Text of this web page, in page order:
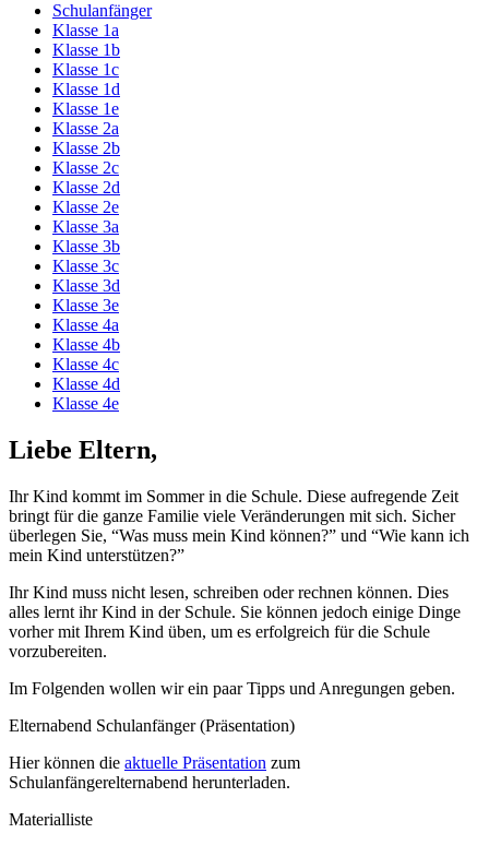
Schulanfänger
Klasse 1a
Klasse 1b
Klasse 1c
Klasse 1d
Klasse 1e
Klasse 2a
Klasse 2b
Klasse 2c
Klasse 2d
Klasse 2e
Klasse 3a
Klasse 3b
Klasse 3c
Klasse 3d
Klasse 3e
Klasse 4a
Klasse 4b
Klasse 4c
Klasse 4d
Klasse 4e
Liebe Eltern,
Ihr Kind kommt im Sommer in die Schule. Diese aufregende Zeit
bringt für die ganze Familie viele Veränderungen mit sich. Sicher
überlegen Sie, “Was muss mein Kind können?” und “Wie kann ich
mein Kind unterstützen?”
Ihr Kind muss nicht lesen, schreiben oder rechnen können. Dies
alles lernt ihr Kind in der Schule. Sie können jedoch einige Dinge
vorher mit Ihrem Kind üben, um es erfolgreich für die Schule
vorzubereiten.
Im Folgenden wollen wir ein paar Tipps und Anregungen geben.
Elternabend Schulanfänger (Präsentation)
Hier können die aktuelle Präsentation zum
Schulanfängerelternabend herunterladen.
Materialliste